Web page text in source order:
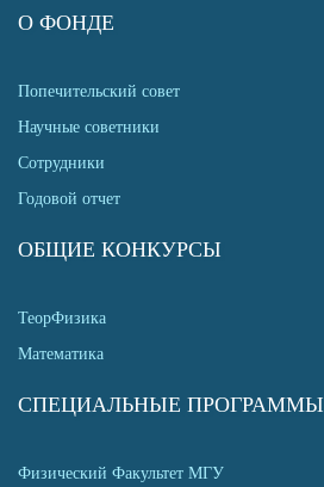
О ФОНДЕ
Попечительский совет
Научные советники
Сотрудники
Годовой отчет
ОБЩИЕ КОНКУРСЫ
ТеорФизика
Математика
СПЕЦИАЛЬНЫЕ ПРОГРАММЫ
Физический Факультет МГУ